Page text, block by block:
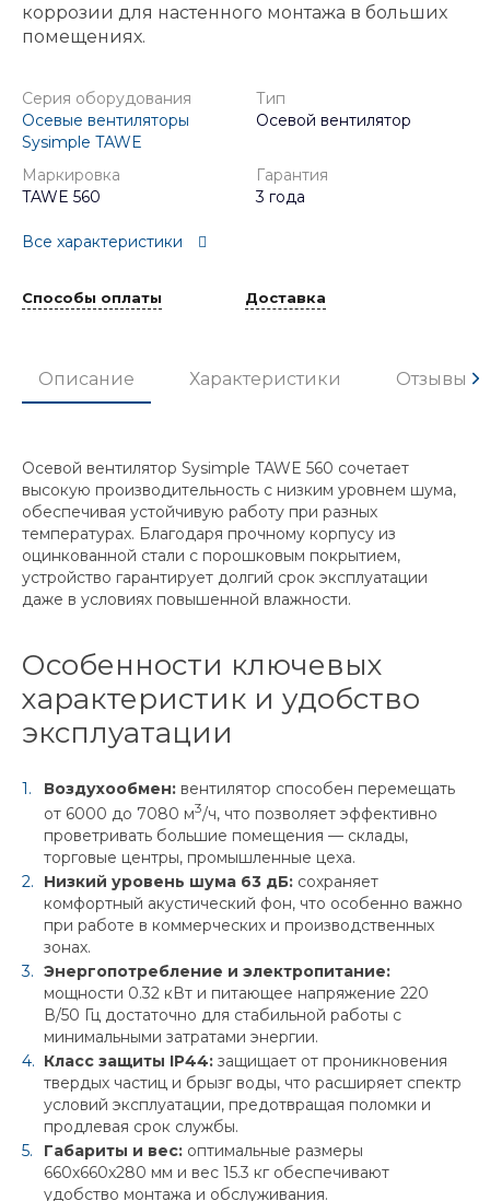
коррозии для настенного монтажа в больших
помещениях.
Серия оборудования
Осевые вентиляторы
Sysimple TAWE
Тип
Осевой вентилятор
Маркировка
TAWE 560
Гарантия
3 года
Все характеристики
Способы оплаты Доставка
Описание Характеристики Отзывы
Осевой вентилятор Sysimple TAWE 560 сочетает
высокую производительность с низким уровнем шума,
обеспечивая устойчивую работу при разных
температурах. Благодаря прочному корпусу из
оцинкованной стали с порошковым покрытием,
устройство гарантирует долгий срок эксплуатации
даже в условиях повышенной влажности.
Особенности ключевых
характеристик и удобство
эксплуатации
Воздухообмен: вентилятор способен перемещать
от 6000 до 7080 м3/ч, что позволяет эффективно
проветривать большие помещения — склады,
торговые центры, промышленные цеха.
Низкий уровень шума 63 дБ: сохраняет
комфортный акустический фон, что особенно важно
при работе в коммерческих и производственных
зонах.
Энергопотребление и электропитание:
мощности 0.32 кВт и питающее напряжение 220
В/50 Гц достаточно для стабильной работы с
минимальными затратами энергии.
Класс защиты IP44: защищает от проникновения
твердых частиц и брызг воды, что расширяет спектр
условий эксплуатации, предотвращая поломки и
продлевая срок службы.
Габариты и вес: оптимальные размеры
660х660х280 мм и вес 15.3 кг обеспечивают
удобство монтажа и обслуживания.